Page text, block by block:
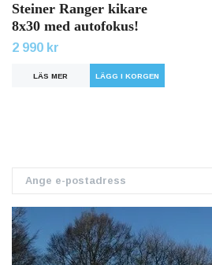
Steiner Ranger kikare
8x30 med autofokus!
2 990 kr
LÄS MER